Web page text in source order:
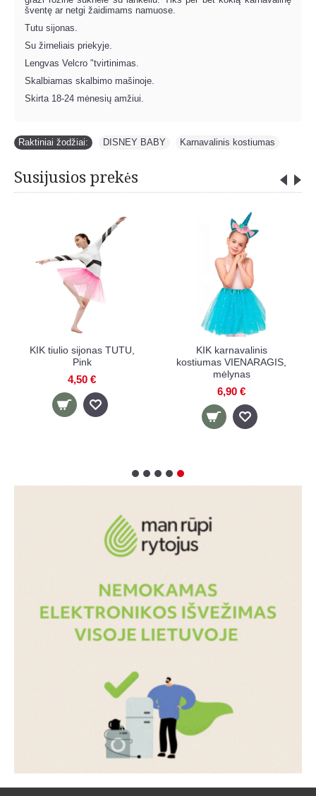
šventę ar netgi žaidimams namuose.
Tutu sijonas.
Su žirneliais priekyje.
Lengvas Velcro "tvirtinimas.
Skalbiamas skalbimo mašinoje.
Skirta 18-24 mėnesių amžiui.
Raktiniai žodžiai: DISNEY BABY Karnavalinis kostiumas
Susijusios prekės
KIK tiulio sijonas TUTU,
Pink
4,50 €
KIK karnavalinis
kostiumas VIENARAGIS,
mėlynas
6,90 €